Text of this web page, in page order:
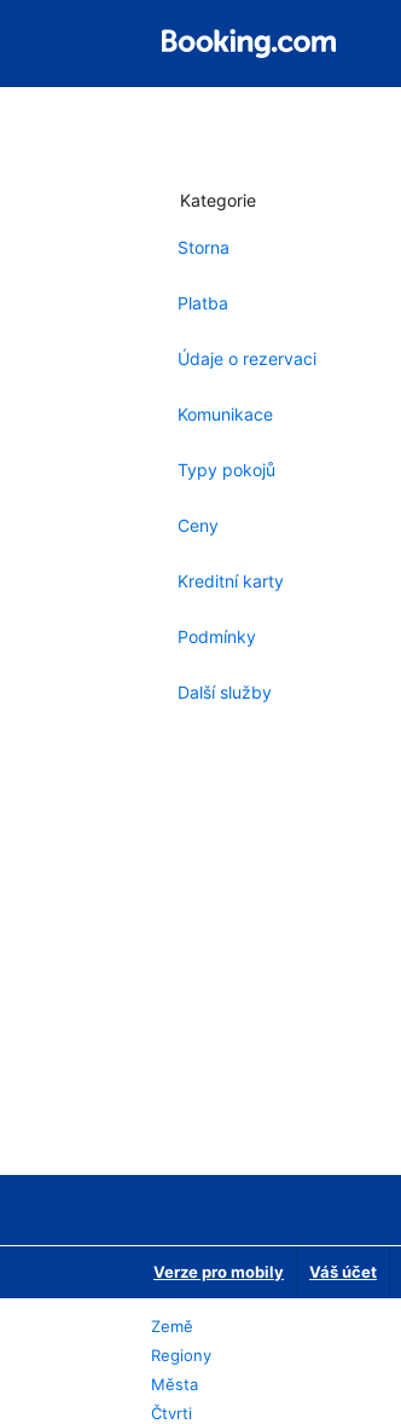
Kategorie
Storna
Platba
Údaje o rezervaci
Komunikace
Typy pokojů
Ceny
Kreditní karty
Podmínky
Další služby
Verze pro mobily Váš účet
Země
Regiony
Města
Čtvrti